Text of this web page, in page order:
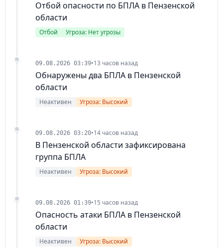
Отбой опасности по БПЛА в Пензенской
области
Отбой Угроза: Нет угрозы
09.08.2026 03:39•13 часов назад
Обнаружены два БПЛА в Пензенской
области
Неактивен Угроза: Высокий
09.08.2026 03:20•14 часов назад
В Пензенской области зафиксирована
группа БПЛА
Неактивен Угроза: Высокий
09.08.2026 01:39•15 часов назад
Опасность атаки БПЛА в Пензенской
области
Неактивен Угроза: Высокий